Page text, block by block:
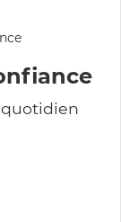
quotidien